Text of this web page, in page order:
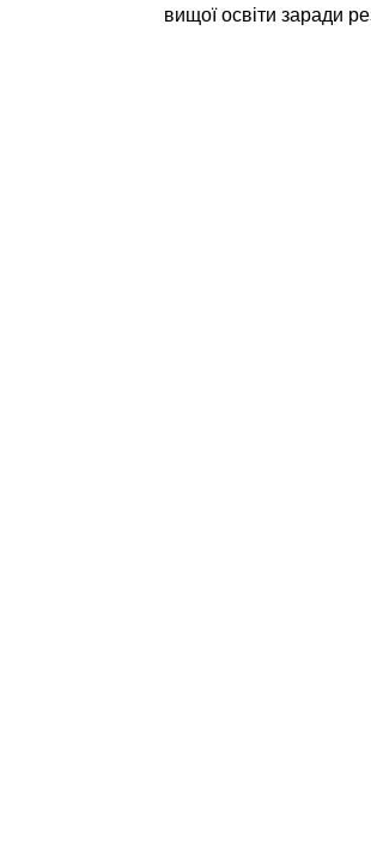
вищої освіти заради